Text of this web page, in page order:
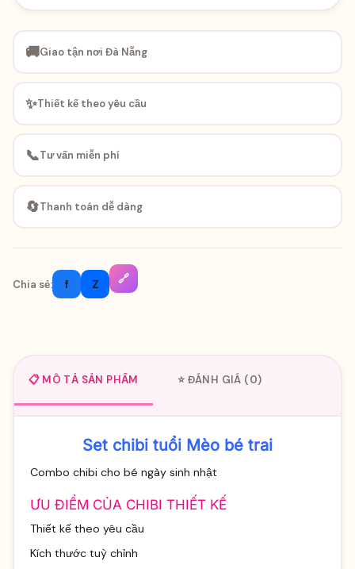
🚚Giao tận nơi Đà Nẵng
✨Thiết kế theo yêu cầu
📞Tư vấn miễn phí
🔄Thanh toán dễ dàng
Chia sẻ: f Z 🔗
📋 MÔ TẢ SẢN PHẨM ⭐ ĐÁNH GIÁ (0)
Set chibi tuổi Mèo bé trai
Combo chibi cho bé ngày sinh nhật
ƯU ĐIỂM CỦA CHIBI THIẾT KẾ
Thiết kế theo yêu cầu
Kích thước tuỳ chỉnh